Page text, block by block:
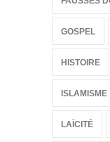
GOSPEL
HISTOIRE
ISLAMISME
LAÏCITÉ